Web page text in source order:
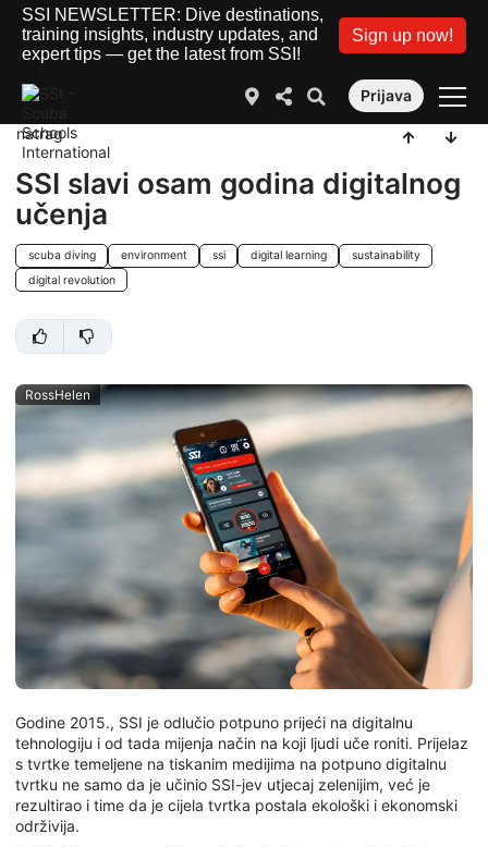
SSI NEWSLETTER: Dive destinations,
training insights, industry updates, and
expert tips — get the latest from SSI!
Sign up now!
Prijava
natrag
SSI slavi osam godina digitalnog
učenja
scuba diving environment ssi digital learning
sustainability
digital revolution
RossHelen
Godine 2015., SSI je odlučio potpuno prijeći na digitalnu
tehnologiju i od tada mijenja način na koji ljudi uče roniti. Prijelaz
s tvrtke temeljene na tiskanim medijima na potpuno digitalnu
tvrtku ne samo da je učinio SSI-jev utjecaj zelenijim, već je
rezultirao i time da je cijela tvrtka postala ekološki i ekonomski
održivija.